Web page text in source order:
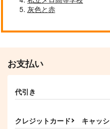
灰色と赤
お支払い
代引き
クレジットカード キャッ